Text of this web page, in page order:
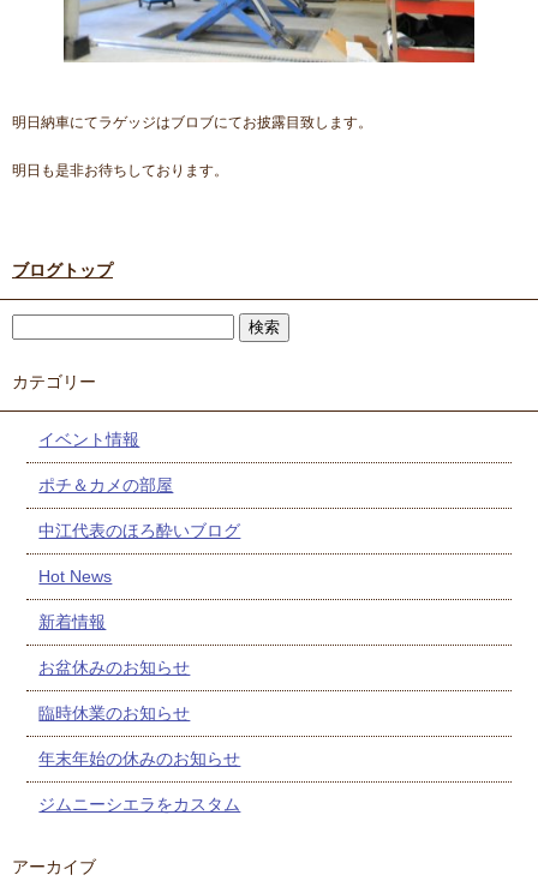
明日納車にてラゲッジはブロブにてお披露目致します。
明日も是非お待ちしております。
ブログトップ
カテゴリー
イベント情報
ポチ＆カメの部屋
中江代表のほろ酔いブログ
Hot News
新着情報
お盆休みのお知らせ
臨時休業のお知らせ
年末年始の休みのお知らせ
ジムニーシエラをカスタム
アーカイブ